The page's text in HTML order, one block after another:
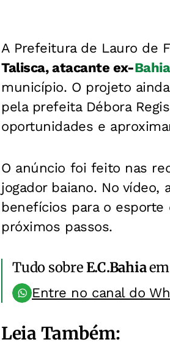
A Prefeitura de Lauro de
Talisca, atacante ex-Bahia
município. O projeto
pela prefeita Débora
oportunidades e
O anúncio foi feito nas
jogador baiano. No
benefícios para o
próximos passos.
Tudo sobreE.C.Bahia
Entre no canal do
Leia Também: